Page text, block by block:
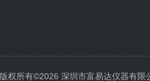
版权所有©2026 深圳市富易达仪器有